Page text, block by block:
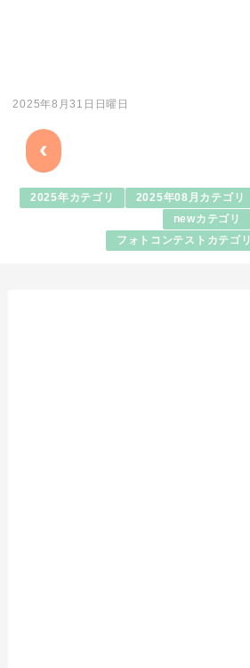
2025年8月31日日曜日
‹
2025年カテゴリ 2025年08月カテゴリ
newカテゴリ
フォトコンテストカテゴリ